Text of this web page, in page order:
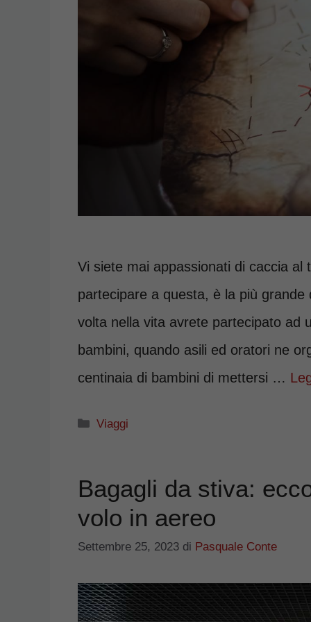
Vi siete mai appassionati di caccia al
partecipare a questa, è la più
volta nella vita avrete partecipato ad
bambini, quando asili ed oratori ne
centinaia di bambini di mettersi …
Categorie
Viaggi
Bagagli da stiva:
volo in aereo
Settembre 25, 2023 di Pasquale Conte